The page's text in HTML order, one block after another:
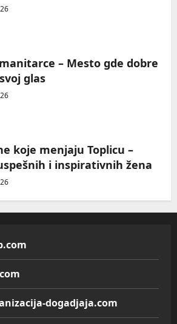
– Mesto gde dobre
glas
koje menjaju Toplicu –
i inspirativnih žena
dogadjaja.com